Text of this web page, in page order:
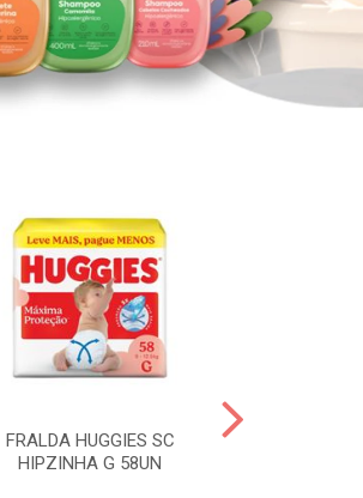
FRALDA HUGGIES SC
HIPZINHA G 58UN